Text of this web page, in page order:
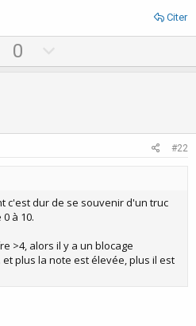
Citer
p
0
o
#22
c'est dur de se souvenir d'un truc
à 10.
>4, alors il y a un blocage
plus la note est élevée, plus il est